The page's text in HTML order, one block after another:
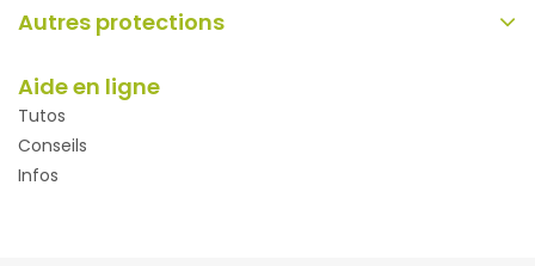
Autres protections
Aide en ligne
Tutos
Conseils
Infos